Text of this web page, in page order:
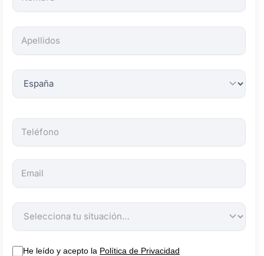
son
obligatorios.
He leído y acepto la Política de Privacidad